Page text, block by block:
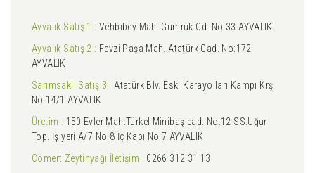
Ayvalık Satış 1 : Vehbibey Mah. Gümrük Cd. No:33 AYVALIK
Ayvalık Satış 2 : Fevzi Paşa Mah. Atatürk Cad. No:172
AYVALIK
Sarımsaklı Satış 3 : Atatürk Blv. Eski Karayolları Kampı Krş.
No:14/1 AYVALIK
Üretim : 150 Evler Mah.Türkel Minibaş cad. No.12 SS.Uğur
Top. İş yeri A/7 No:8 İç Kapı No:7 AYVALIK
Cömert Zeytinyağı İletişim : 0266 312 31 13